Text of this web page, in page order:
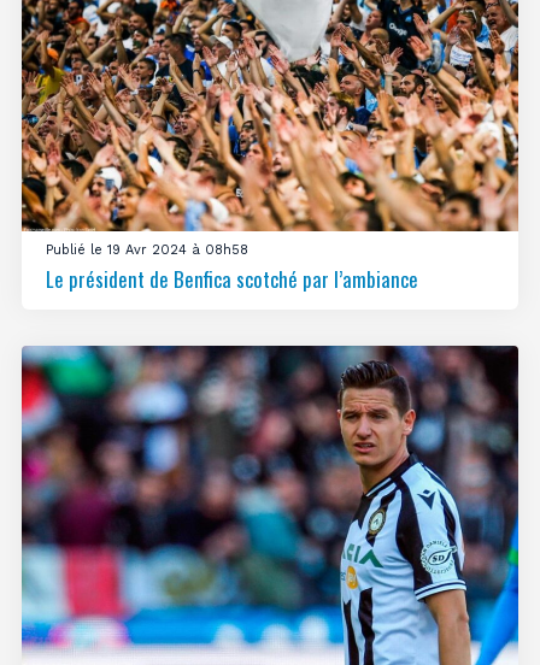
Publié le 19 Avr 2024 à 08h58
Le président de Benfica scotché par l’ambiance